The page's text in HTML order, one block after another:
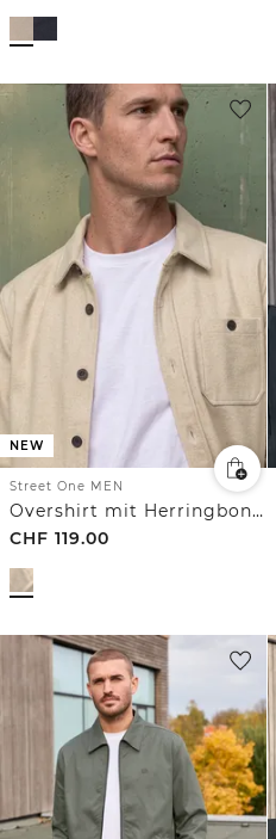
NEW
Street One MEN
Overshirt mit Herringbone Struktur
CHF 119.00